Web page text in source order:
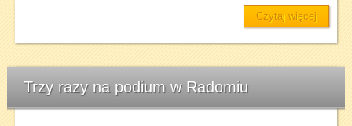
Czytaj więcej
Trzy razy na podium w Radomiu